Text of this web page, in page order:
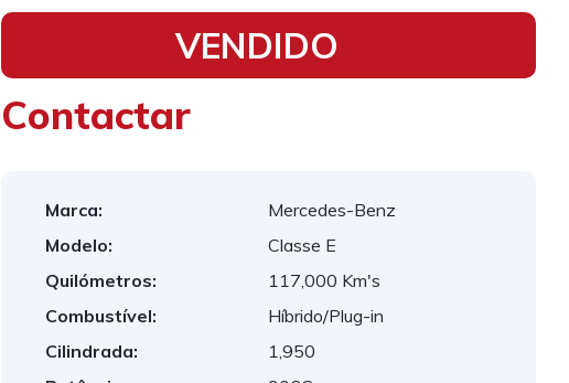
•
VENDIDO
Contactar
Marca:
Mercedes-Benz
Modelo:
Classe E
Quilómetros:
117,000 Km's
Combustível:
Híbrido/Plug-in
Cilindrada:
1,950